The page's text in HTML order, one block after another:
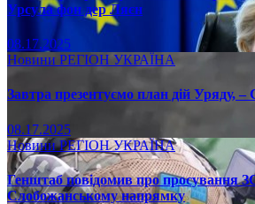
Урсула фон дер Ляєн
08.17.2025
Новини РЕГІОН УКРАЇНА
Завтра презентуємо план дій Уряду, –
08.17.2025
НовиниРЕГІОНУКРАЇНА
Генштаб повідомив про просування
Слобожанському напрямку